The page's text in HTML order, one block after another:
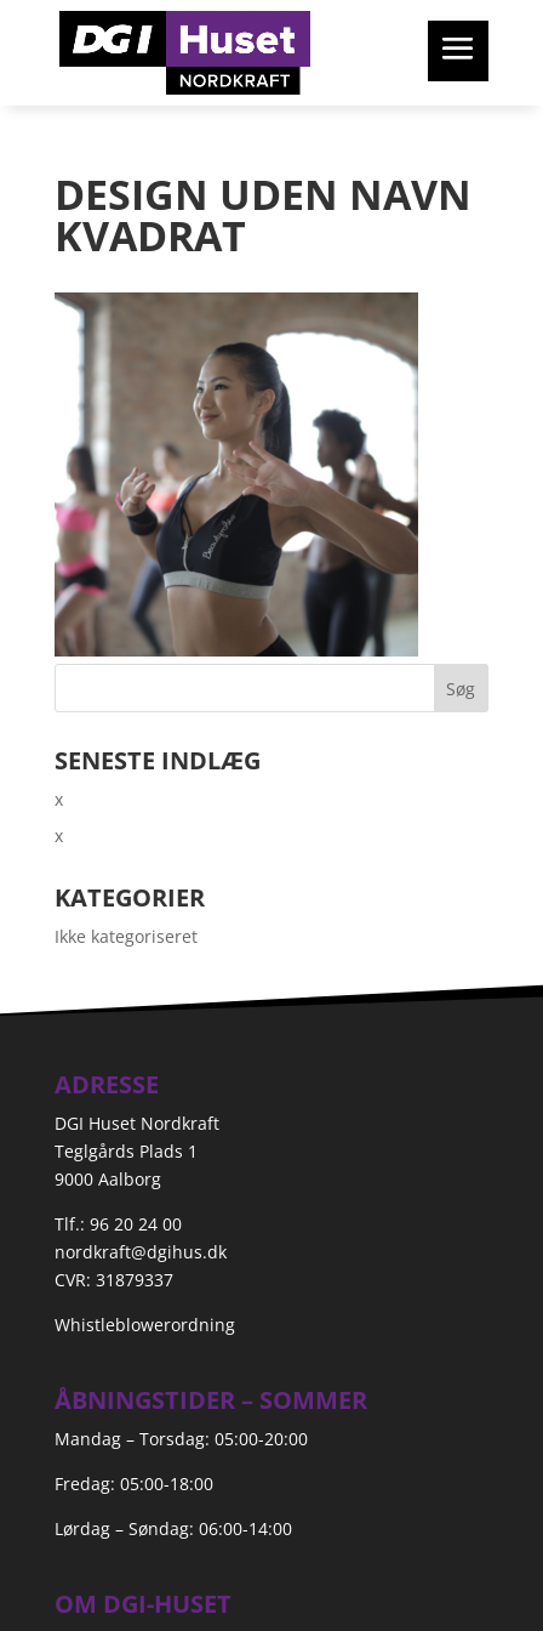
DESIGN UDEN NAVN
KVADRAT
SENESTE INDLÆG
x
x
KATEGORIER
Ikke kategoriseret
ADRESSE
DGI Huset Nordkraft
Teglgårds Plads 1
9000 Aalborg
Tlf.: 96 20 24 00
nordkraft@dgihus.dk
CVR: 31879337
Whistleblowerordning
ÅBNINGSTIDER – SOMMER
Mandag – Torsdag: 05:00-20:00
Fredag: 05:00-18:00
Lørdag – Søndag: 06:00-14:00
OM DGI-HUSET